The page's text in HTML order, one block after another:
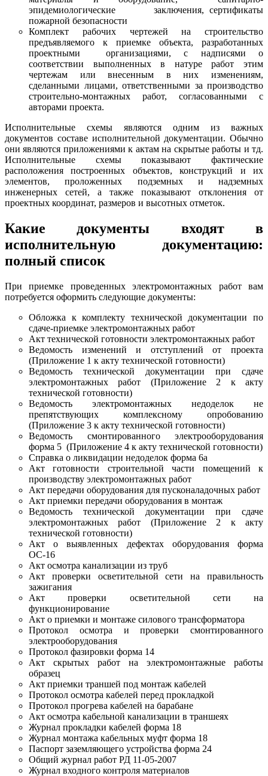
эпидемиологические заключения, сертификаты
пожарной безопасности
Комплект рабочих чертежей на строительство
предъявляемого к приемке объекта, разработанных
проектными организациями, с надписями о
соответствии выполненных в натуре работ этим
чертежам или внесенным в них изменениям,
сделанными лицами, ответственными за производство
строительно-монтажных работ, согласованными с
авторами проекта.
Исполнительные схемы являются одним из важных
документов составе исполнительной документации. Обычно
они являются приложениями к актам на скрытые работы и тд.
Исполнительные схемы показывают фактические
расположения построенных объектов, конструкций и их
элементов, проложенных подземных и надземных
инженерных сетей, а также показывают отклонения от
проектных координат, размеров и высотных отметок.
Какие документы входят в
исполнительную документацию:
полный список
При приемке проведенных электромонтажных работ вам
потребуется оформить следующие документы:
Обложка к комплекту технической документации по
сдаче-приемке электромонтажных работ
Акт технической готовности электромонтажных работ
Ведомость изменений и отступлений от проекта
(Приложение 1 к акту технической готовности)
Ведомость технической документации при сдаче
электромонтажных работ (Приложение 2 к акту
технической готовности)
Ведомость электромонтажных недоделок не
препятствующих комплексному опробованию
(Приложение 3 к акту технической готовности)
Ведомость смонтированного электрооборудования
форма 5 (Приложение 4 к акту технической готовности)
Справка о ликвидации недоделок форма 6а
Акт готовности строительной части помещений к
производству электромонтажных работ
Акт передачи оборудования для пусконаладочных работ
Акт приемки передачи оборудования в монтаж
Ведомость технической документации при сдаче
электромонтажных работ (Приложение 2 к акту
технической готовности)
Акт о выявленных дефектах оборудования форма
ОС-16
Акт осмотра канализации из труб
Акт проверки осветительной сети на правильность
зажигания
Акт проверки осветительной сети на
функционирование
Акт о приемки и монтаже силового трансформатора
Протокол осмотра и проверки смонтированного
электрооборудования
Протокол фазировки форма 14
Акт скрытых работ на электромонтажные работы
образец
Акт приемки траншей под монтаж кабелей
Протокол осмотра кабелей перед прокладкой
Протокол прогрева кабелей на барабане
​​Акт осмотра кабельной канализации в траншеях
Журнал прокладки кабелей форма 18
Журнал монтажа кабельных муфт форма 18
Паспорт заземляющего устройства форма 24
Общий журнал работ РД 11-05-2007
Журнал входного контроля материалов